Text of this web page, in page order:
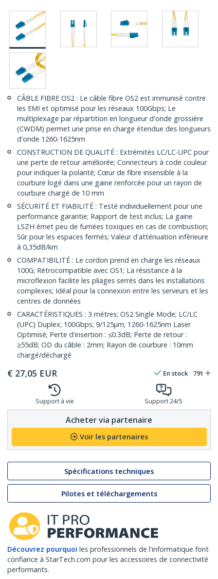
CÂBLE FIBRE OS2 : Le câble fibre OS2 est immunisé contre
les EMI et optimisé pour les réseaux 100Gbps; Le
multiplexage par répartition en longueur d'onde grossière
(CWDM) permet une prise en charge étendue des longueurs
d'onde 1260-1625nm
CONSTRUCTION DE QUALITÉ : Extrémités LC/LC-UPC pour
une perte de retour améliorée; Connecteurs à code couleur
pour indiquer la polarité; Cœur de fibre insensible à la
courbure logé dans une gaine renforcée pour un rayon de
courbure chargé de 10 mm
SÉCURITÉ ET FIABILITÉ : Testé individuellement pour une
performance garantie; Rapport de test inclus; La gaine
LSZH émet peu de fumées toxiques en cas de combustion;
Sûr pour les espaces fermés; Valeur d'atténuation inférieure
à 0,35dB/km
COMPATIBILITÉ : Le cordon prend en charge les réseaux
100G; Rétrocompatible avec OS1; La résistance à la
microflexion facilite les pliages serrés dans les installations
complexes; Idéal pour la connexion entre les serveurs et les
centres de données
CARACTÉRISTIQUES : 3 mètres; OS2 Single Mode; LC/LC
(UPC) Duplex; 100Gbps; 9/125µm; 1260-1625nm Laser
Optimisé; Perte d'insertion : ≤0.3dB; Perte de retour :
≥55dB; OD du câble : 2mm; Rayon de courbure : 10mm
chargé/déchargé
€ 27,05 EUR En stock 791
Support à vie Support 24/5
Acheter via partenaire
Voir les partenaires
Spécifications techniques
Pilotes et téléchargements
Découvrez pourquoi les professionnels de l'informatique font
confiance à StarTech.com pour les accessoires de connectivité
performants.